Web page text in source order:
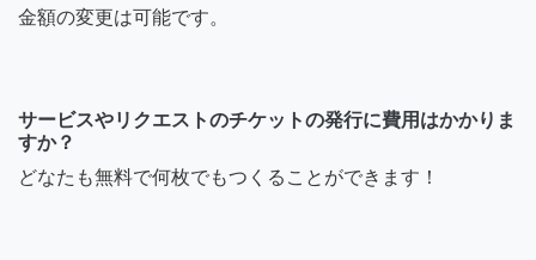
金額の変更は可能です。
サービスやリクエストのチケットの発行に費用はかかりま
すか？
どなたも無料で何枚でもつくることができます！